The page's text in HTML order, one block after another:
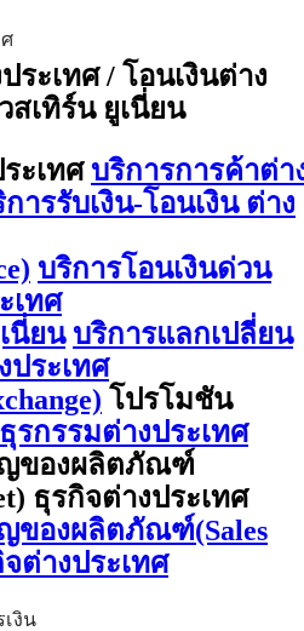
ระเทศ / โอนเงินต่าง
สเทิร์น ยูเนี่ยน
ะเทศ บริการการค้าต่า
ารรับเงิน-โอนเงิน ต่าง
บริการโอนเงินด่วน
เทศ
นี่ยน บริการแลกเปลี่ยน
ประเทศ
โปรโมชัน
รกรรมต่างประเทศ
ของผลิตภัณฑ์
ธุรกิจต่างประเทศ
ของผลิตภัณฑ์(Sales
จต่างประเทศ
งิน